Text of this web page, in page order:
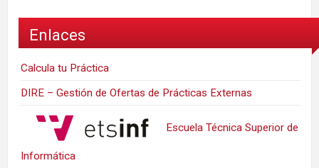
Enlaces
Calcula tu Práctica
DIRE – Gestión de Ofertas de Prácticas Externas
Escuela Técnica Superior de
Informática